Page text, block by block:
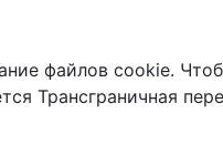
файлов cookie.
Трансграничная